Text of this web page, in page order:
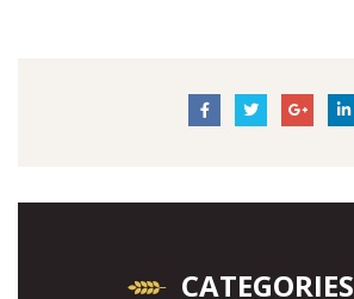
CATEGORIES